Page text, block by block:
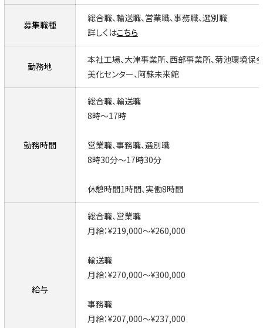
募集職種
総合職、輸送職、営業職、事務職、選別職
詳しくはこちら
勤務地
本社工場、大津事業所、西部事業所、菊池環境保
美化センター、阿蘇未来館
勤務時間
総合職、輸送職
8時～17時
営業職、事務職、選別職
8時30分～17時30分
休憩時間1時間、実働8時間
給与
総合職、営業職
月給：¥219,000～¥260,000
輸送職
月給：¥270,000～¥300,000
事務職
月給：¥207,000～¥237,000